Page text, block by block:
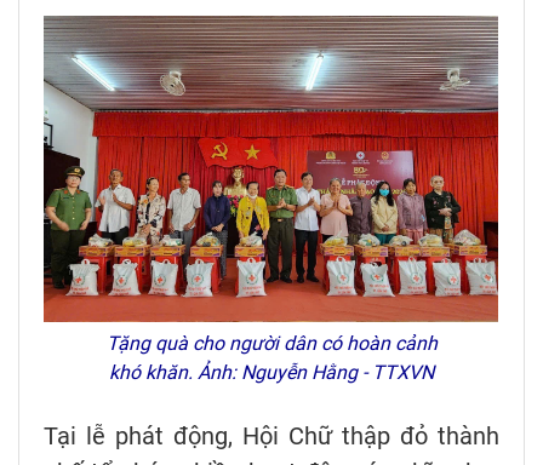
Tặng quà cho người dân có hoàn cảnh
khó khăn. Ảnh: Nguyễn Hằng - TTXVN
Tại lễ phát động, Hội Chữ thập đỏ thành